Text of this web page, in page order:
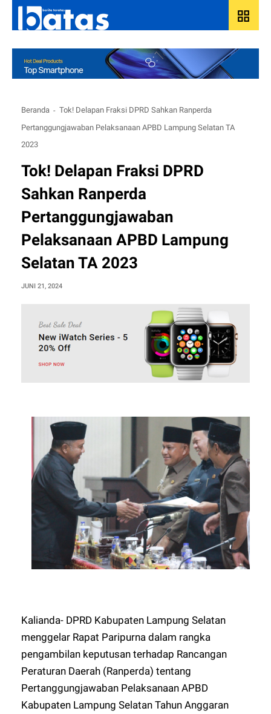
grid_view
Beranda
Tok! Delapan Fraksi DPRD Sahkan Ranperda
Pertanggungjawaban Pelaksanaan APBD Lampung Selatan TA
2023
Tok! Delapan Fraksi DPRD
Sahkan Ranperda
Pertanggungjawaban
Pelaksanaan APBD Lampung
Selatan TA 2023
JUNI 21, 2024
Kalianda- DPRD Kabupaten Lampung Selatan
menggelar Rapat Paripurna dalam rangka
pengambilan keputusan terhadap Rancangan
Peraturan Daerah (Ranperda) tentang
Pertanggungjawaban Pelaksanaan APBD
Kabupaten Lampung Selatan Tahun Anggaran